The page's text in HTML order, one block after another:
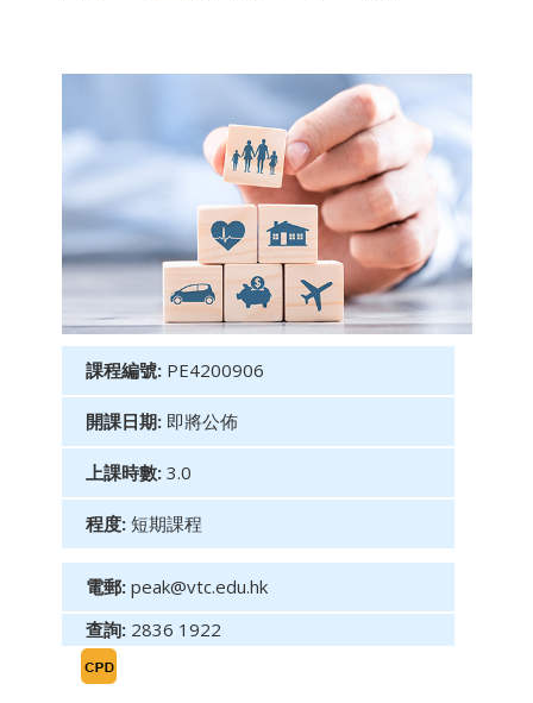
課程編號: PE4200906
開課日期: 即將公佈
上課時數: 3.0
程度: 短期課程
電郵: peak@vtc.edu.hk
查詢: 2836 1922